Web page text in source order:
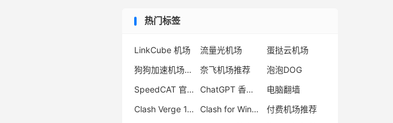
热门标签
LinkCube 机场 流量光机场
蛋挞云机场
狗狗加速机场怎么样
奈飞机场推荐
泡泡DOG
SpeedCAT 官网
ChatGPT 香港节点
电脑翻墙
Clash Verge 1.4.5
Clash for Windows 跑路
付费机场推荐